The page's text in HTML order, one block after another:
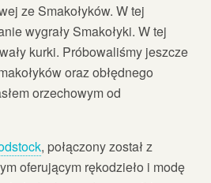
ze Smakołyków. W tej
wygrały Smakołyki. W tej
kurki. Próbowaliśmy jeszcze
oraz obłędnego
orzechowym od
, połączony został z
oferującym rękodzieło i modę